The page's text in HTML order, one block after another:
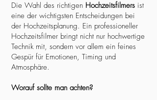
Die Wahl des richtigen Hochzeitsfilmers ist
eine der wichtigsten Entscheidungen bei
der Hochzeitsplanung. Ein professioneller
Hochzeitsfilmer bringt nicht nur hochwertige
Technik mit, sondern vor allem ein feines
Gespür für Emotionen, Timing und
Atmosphäre.
Worauf sollte man achten?